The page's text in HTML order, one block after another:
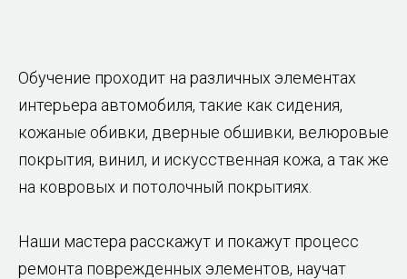
Обучение проходит на различных элементах
интерьера автомобиля, такие как сидения,
кожаные обивки, дверные обшивки, велюровые
покрытия, винил, и искусственная кожа, а так же
на ковровых и потолочный покрытиях.
Наши мастера расскажут и покажут процесс
ремонта поврежденных элементов, научат